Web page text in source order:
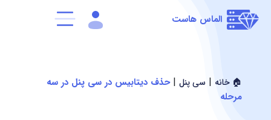
الماس هاست
🏠 خانه | سی پنل |حذف دیتابیس در سی پنل در سه
مرحله